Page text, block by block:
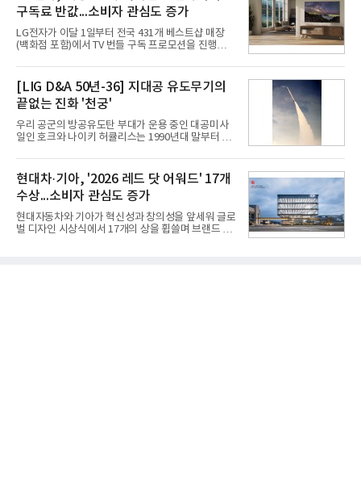
넘어 네이버, 삼성SDS 등 IT 인프라 기업으로 확장되
고 있다.7일 SK텔레콤에 따르면 회사는 올해 2분기
연결 기준 매출 4조 3591억원, 영업이익 5660억원을
기록했다. 매출은 전년 동기 대비 0.5%, 영업이익은
따른 기저효과가 실
구독료 반값...소비자 관심도 증가
LG전자가 이달 1일부터 전국 431개 베스트샵 매장
(백화점 포함)에서 TV 번들 구독 프로모션을 진행하고
인해주는 프로모션이다.대상 제품은 65·77·83형 올
레드, 75·86·100형 마이크로 RGB, 75·86형 미니
RGB 등 거실용 TV로 인기가 높은 베스트셀러 TV 20
개 모델이며, 동시 구독 계약 시 스탠바이미2(모델명
27LX6TPGA) 구독료를 50% 할인 받을 수 있다. 프로
모션 대상 모델과 혜택, 구독료 등 프로모션 세부 사항
은 베스트샵 판매 매니저에게 문의하면 자세히 안내
등으로 이전
[LIG D&A 50년-36] 지대공 유도무기의
끝없는 진화 '천궁'
우리 공군의 방공유도탄 부대가 운용 중인 대공미사
일인 호크와 나이키 허큘리스는 1990년대 말부터 성
기존 미사일체계를 대체할 중고도 및 중거리 대공미
사일을 개발하기로 결정했다.처음 KM-SAM 사업으로
불린 이 사업의 명칭은 호크(Iron Hawk, 철매)를 대체
한다는 의미에서 ‘철매Ⅱ’ 로 정해졌다. 철매Ⅱ 개발
사업은 미사일체계 완성 후인 2011년 ‘천궁(天弓)’으
로 다시 장비명이 바뀌었다. 17개 업체와 관련 기관이
참여한 가운데 LIG 넥스원은 탐색 개발에서 체계개발
현대차·기아, '2026 레드 닷 어워드' 17개
수상...소비자 관심도 증가
현대자동차와 기아가 혁신성과 창의성을 앞세워 글로
벌 디자인 시상식에서 17개의 상을 휩쓸며 브랜드 경